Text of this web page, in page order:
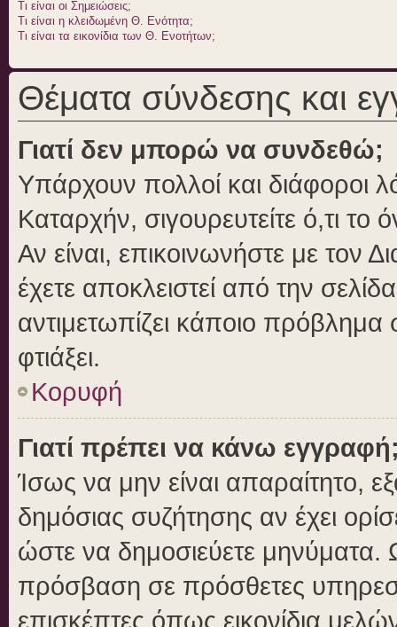
Τι είναι οι Σημειώσεις;
Τι είναι η κλειδωμένη Θ. Ενότητα;
Τι είναι τα εικονίδια των Θ. Ενοτήτων;
Θέματα σύνδεσης και
Γιατί δεν μπορώ να συνδεθώ;
Υπάρχουν πολλοί και διάφοροι
Καταρχήν, σιγουρευτείτε ό,τι
Αν είναι, επικοινωνήστε με τον
έχετε αποκλειστεί από την
αντιμετωπίζει κάποιο πρόβλημα
φτιάξει.
Κορυφή
Γιατί πρέπει να κάνω
Ίσως να μην είναι απαραίτητο,
δημόσιας συζήτησης αν έχει
ώστε να δημοσιεύετε μηνύματα.
πρόσβαση σε πρόσθετες
επισκέπτες όπως εικονίδια